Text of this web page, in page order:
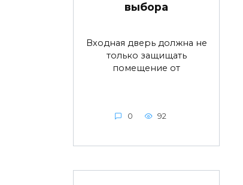
выбора
Входная дверь должна не
только защищать
помещение от
0 92